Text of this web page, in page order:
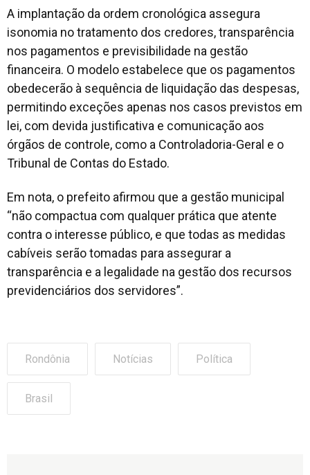
A implantação da ordem cronológica assegura
isonomia no tratamento dos credores, transparência
nos pagamentos e previsibilidade na gestão
financeira. O modelo estabelece que os pagamentos
obedecerão à sequência de liquidação das despesas,
permitindo exceções apenas nos casos previstos em
lei, com devida justificativa e comunicação aos
órgãos de controle, como a Controladoria-Geral e o
Tribunal de Contas do Estado.
Em nota, o prefeito afirmou que a gestão municipal
“não compactua com qualquer prática que atente
contra o interesse público, e que todas as medidas
cabíveis serão tomadas para assegurar a
transparência e a legalidade na gestão dos recursos
previdenciários dos servidores”.
Rondônia Notícias Política
Brasil